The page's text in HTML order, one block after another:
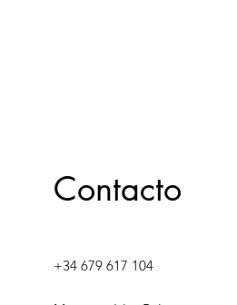
Contacto
+34 679 617 104